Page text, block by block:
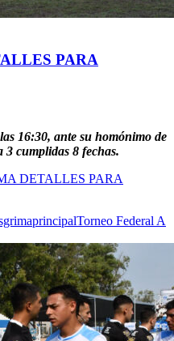
PARA
16:30, ante su homónimo de
3 cumplidas 8 fechas.
DETALLES PARA
principalTorneo Federal A